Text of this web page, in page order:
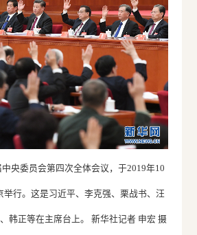
央委员会第四次全体会议，于2019年10
举行。这是习近平、李克强、栗战书、汪
韩正等在主席台上。 新华社记者 申宏 摄